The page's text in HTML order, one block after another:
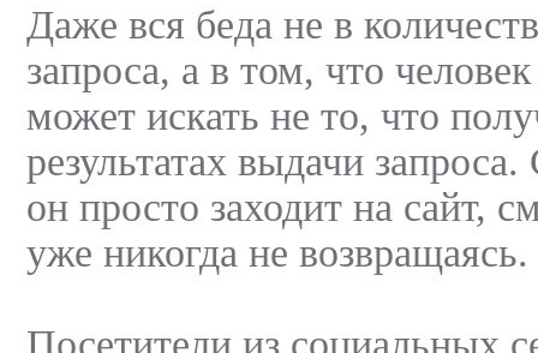
Даже вся беда не в
запроса, а в том, что
может искать не то, что
результатах выдачи
он просто заходит на сайт,
уже никогда не возвращаясь.
Посетители из социальных